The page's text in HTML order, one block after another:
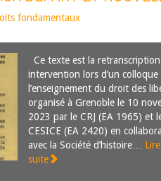
fondamentaux
Ce texte est la retranscription
intervention lors d’un colloque
l’enseignement du droit des
organisé à Grenoble le 10
2023 par le CRJ (EA 1965) et
CESICE (EA 2420) en
avec la Société d’histoire…
suite